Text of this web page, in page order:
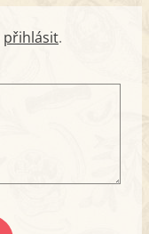
přihlásit.